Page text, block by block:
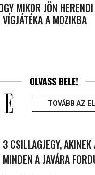
MIKOR JÖN
A MOZIKBA
OLVASS BELE!
TOVÁBB AZ
3 CSILLAGJEGY, AKINEK
MINDEN A JAVÁRA